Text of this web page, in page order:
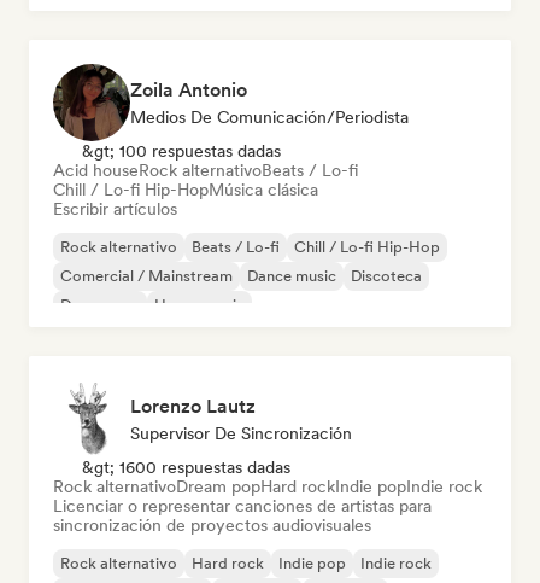
Zoila Antonio
Medios De Comunicación/Periodista
&gt; 100 respuestas dadas
Acid houseRock alternativoBeats / Lo-fi
Chill / Lo-fi Hip-HopMúsica clásica
Escribir artículos
Rock alternativo Beats / Lo-fi
Chill / Lo-fi Hip-Hop
Comercial / Mainstream
Dance music
Discoteca
Dream pop
House music
Lorenzo Lautz
Supervisor De Sincronización
&gt; 1600 respuestas dadas
Rock alternativoDream popHard rockIndie popIndie rock
Licenciar o representar canciones de artistas para
sincronización de proyectos audiovisuales
Rock alternativo Hard rock Indie pop Indie rock